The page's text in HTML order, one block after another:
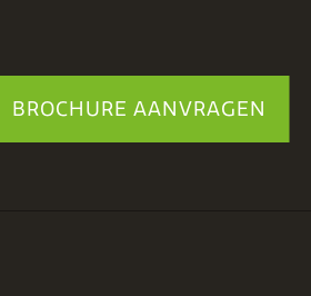
BROCHURE AANVRAGEN